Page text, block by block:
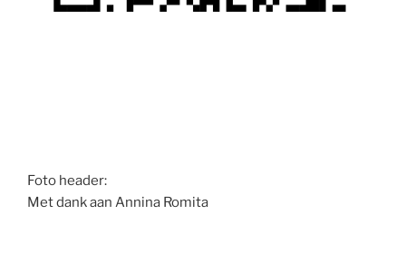
Foto header:
Met dank aan Annina Romita